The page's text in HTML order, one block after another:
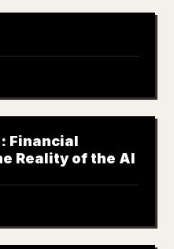
Financial
Reality of the AI